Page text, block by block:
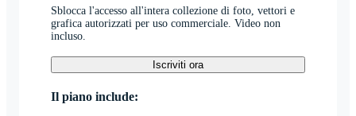
Sblocca l'accesso all'intera collezione di foto, vettori e
grafica autorizzati per uso commerciale. Video non
incluso.
Iscriviti ora
Il piano include: